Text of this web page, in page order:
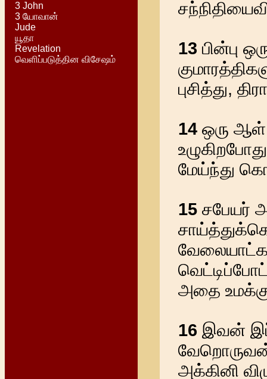
3 John
3 யோவான்
Jude
யூதா
Revelation
வெளிப்படுத்தின விசேஷம்
13 பின்பு
புசித்து,
14 ஒரு ஆள்
மேய்ந்து
15 சபேயர்
அதை
16 இவன்
வேறொருவன்
அக்கினி